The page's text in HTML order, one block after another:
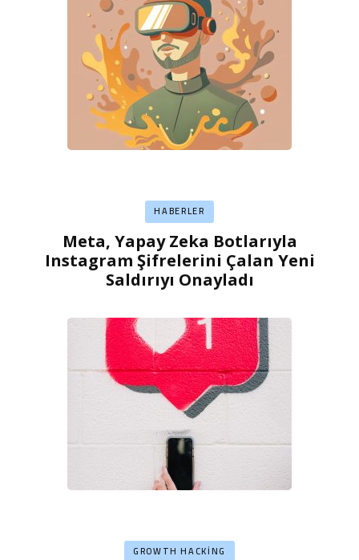
HABERLER
Meta, Yapay Zeka Botlarıyla
Instagram Şifrelerini Çalan Yeni
Saldırıyı Onayladı
GROWTH HACKING